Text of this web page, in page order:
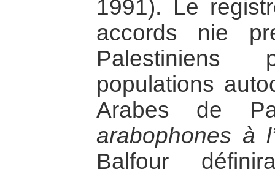
1991). Le
accords nie
populations
Arabes de
arabophones à
Balfour